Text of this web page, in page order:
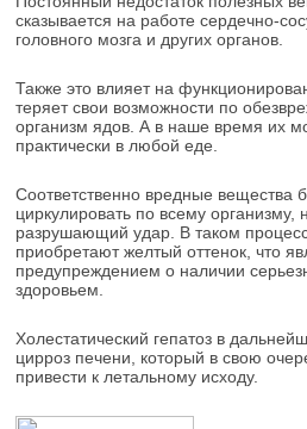
сказывается на работе сердечно-
головного мозга и других органов.
Также это влияет на
теряет свои возможности по
организм ядов. А в наше время их
практически в любой еде.
Соответственно вредные вещества
циркулировать по всему организму,
разрушающий удар. В таком
приобретают желтый оттенок, что
предупреждением о наличии
здоровьем.
Холестатический гепатоз в
цирроз печени, который в свою
привести к летальному исходу.